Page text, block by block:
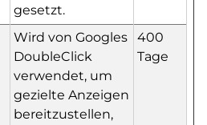
gesetzt.
Wird von Googles
DoubleClick
verwendet, um
gezielte Anzeigen
bereitzustellen,
400
Tage